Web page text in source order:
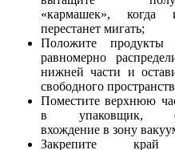
«кармашек», когда
перестанет мигать;
Положите продукты
равномерно
нижней части и
свободного
Поместите верхнюю
в упаковщик,
вхождение в зону
Закрепите край